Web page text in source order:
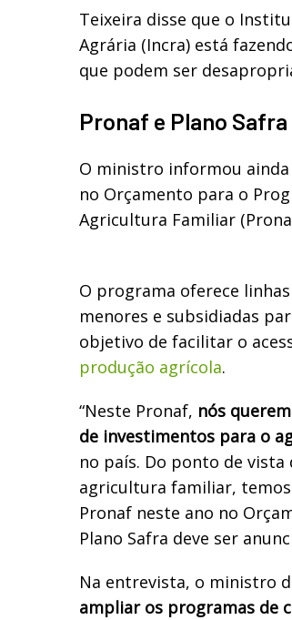
Teixeira disse que o
Agrária (Incra) está
que podem ser
Pronaf e Plano Safra
O ministro informou ainda
no Orçamento para o
Agricultura Familiar
O programa oferece
menores e subsidiadas
objetivo de facilitar o
produção agrícola.
“Neste Pronaf, nós
de investimentos para o
no país. Do ponto de
agricultura familiar, temos
Pronaf neste ano no
Plano Safra deve ser
Na entrevista, o ministro
ampliar os programas de